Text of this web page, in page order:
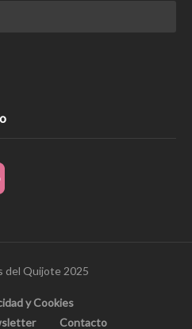
del Quijote 2025
y Cookies
Contacto